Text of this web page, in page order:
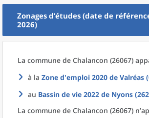
Zonages d’études (date de
2026)
La commune de Chalancon (26067)
à la Zone d'emploi 2020 de Valréas
au Bassin de vie 2022 de Nyons
La commune de Chalancon (26067)